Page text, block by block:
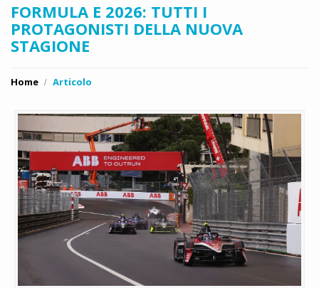
FORMULA E 2026: TUTTI I
PROTAGONISTI DELLA NUOVA
STAGIONE
Home Articolo